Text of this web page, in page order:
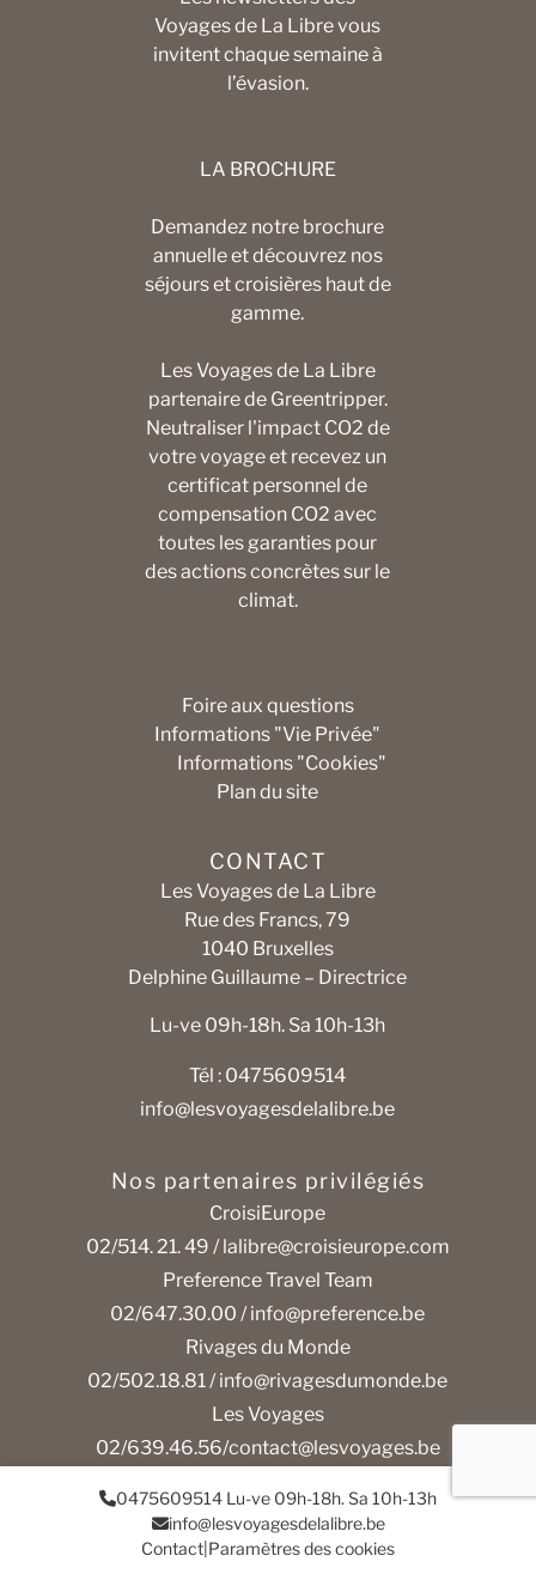
CONTACT
Les Voyages de La Libre
Rue des Francs, 79
1040 Bruxelles
Delphine Guillaume – Directrice
Lu-ve 09h-18h. Sa 10h-13h
Tél : 0475609514
info@lesvoyagesdelalibre.be
Nos partenaires privilégiés
CroisiEurope
02/514. 21. 49 / lalibre@croisieurope.com
Preference Travel Team
02/647.30.00 /info@preference.be
Rivages du Monde
02/502.18.81 /info@rivagesdumonde.be
Les Voyages
02/639.46.56/contact@lesvoyages.be
Voyages de La Libre vous
invitent chaque semaine à
l’évasion.
LA BROCHURE
Demandez notre brochure
annuelle et découvrez nos
séjours et croisières haut de
gamme.
Les Voyages de La Libre
partenaire de Greentripper.
Neutraliser l'impact CO2 de
votre voyage et recevez un
certificat personnel de
compensation CO2 avec
toutes les garanties pour
des actions concrètes sur le
climat.
Foire aux questions
Informations "Vie Privée"
Informations "Cookies"
Plan du site
0475609514 Lu-ve 09h-18h. Sa 10h-13h
info@lesvoyagesdelalibre.be
Contact Paramètres des cookies